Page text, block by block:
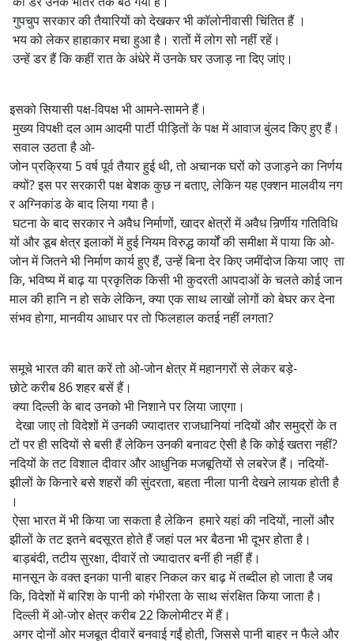
गुपचुप सरकार की तैयारियों को देखकर भी कॉलोनीवासी चिंतित हैं ।
भय को लेकर हाहाकार मचा हुआ है। रातों में लोग सो नहीं रहें।
उन्हें डर हैं कि कहीं रात के अंधेरे में उनके घर उजाड़ ना दिए जांए।
इसको सियासी पक्ष-विपक्ष भी आमने-सामने हैं।
मुख्य विपक्षी दल आम आदमी पार्टी पीड़ितों के पक्ष में आवाज बुंलद किए हुए हैं।
सवाल उठता है ओ-
जोन प्रक्रिया 5 वर्ष पूर्व तैयार हुई थी, तो अचानक घरों को उजाड़ने का निर्णय
क्यों? इस पर सरकारी पक्ष बेशक कुछ न बताए, लेकिन यह एक्शन मालवीय नग
र अग्निकांड के बाद लिया गया है।
घटना के बाद सरकार ने अवैध निर्माणों, खादर क्षेत्रों में अवैध निर्र्णीय गतिविधि
यों और डूब क्षेत्र इलाकों में हुई नियम विरुद्ध कार्यों की समीक्षा में पाया कि ओ-
जोन में जितने भी निर्माण कार्य हुए हैं, उन्हें बिना देर किए जमींदोज किया जाए ता
कि, भविष्य में बाढ़ या प्रकृतिक किसी भी कुदरती आपदाओं के चलते कोई जान
माल की हानि न हो सके लेकिन, क्या एक साथ लाखों लोगों को बेघर कर देना
संभव होगा, मानवीय आधार पर तो फिलहाल कतई नहीं लगता?
समूचे भारत की बात करें तो ओ-जोन क्षेत्र में महानगरों से लेकर बड़े-
छोटे करीब 86 शहर बसें हैं।
क्या दिल्ली के बाद उनको भी निशाने पर लिया जाएगा।
देखा जाए तो विदेशों में उनकी ज्यादातर राजधानियां नदियों और समुद्रों के त
टों पर ही सदियों से बसी हैं लेकिन उनकी बनावट ऐसी है कि कोई खतरा नहीं?
नदियों के तट विशाल दीवार और आधुनिक मजबूतियों से लबरेज हैं। नदियों-
झीलों के किनारे बसे शहरों की सुंदरता, बहता नीला पानी देखने लायक होती है
।
ऐसा भारत में भी किया जा सकता है लेकिन हमारे यहां की नदियों, नालों और
झीलों के तट इतने बदसूरत होते हैं जहां पल भर बैठना भी दूभर होता है।
बाड़बंदी, तटीय सुरक्षा, दीवारें तो ज्यादातर बनीं ही नहीं हैं।
मानसून के वक्त इनका पानी बाहर निकल कर बाढ़ में तब्दील हो जाता है जब
कि, विदेशों में बारिश के पानी को गंभीरता के साथ संरक्षित किया जाता है।
दिल्ली में ओ-जोर क्षेत्र करीब 22 किलोमीटर में हैं।
अगर दोनों ओर मजबूत दीवारें बनवाई गईं होती, जिससे पानी बाहर न फैले और